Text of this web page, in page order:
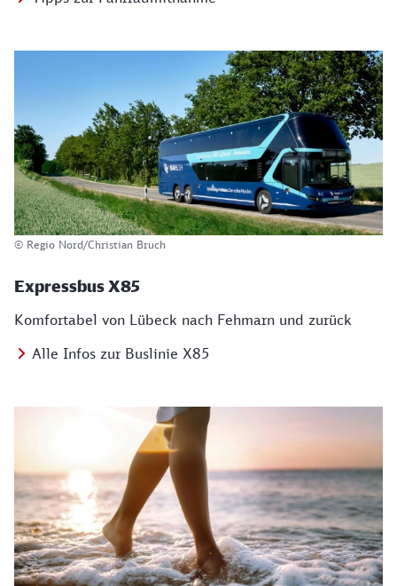
© Regio Nord/Christian Bruch
Expressbus X85
Komfortabel von Lübeck nach Fehmarn und zurück
Alle Infos zur Buslinie X85